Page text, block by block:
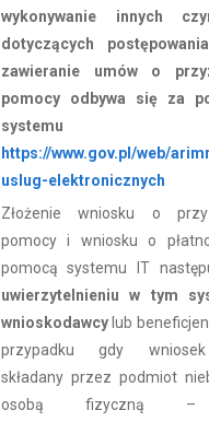
wykonywanie innych
dotyczących
zawieranie umów o
pomocy odbywa się za
systemu
https://www.gov.pl/web/
uslug-elektronicznych
Złożenie wniosku o
pomocy i wniosku o
pomocą systemu IT
uwierzytelnieniu w tym
wnioskodawcy lub
przypadku gdy
składany przez podmiot
osobą fizyczną